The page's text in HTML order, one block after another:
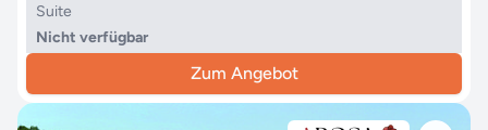
Suite
Nicht verfügbar
Zum Angebot